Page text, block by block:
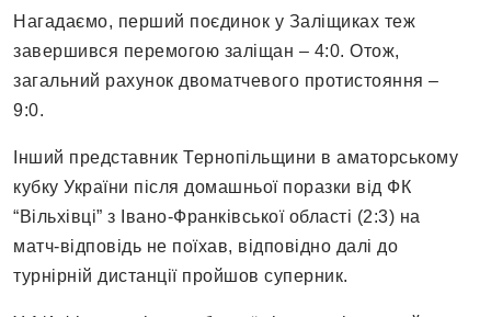
Нагадаємо, перший поєдинок у Заліщиках теж
завершився перемогою заліщан – 4:0. Отож,
загальний рахунок двоматчевого протистояння –
9:0.
Інший представник Тернопільщини в аматорському
кубку України після домашньої поразки від ФК
“Вільхівці” з Івано-Франківської області (2:3) на
матч-відповідь не поїхав, відповідно далі до
турнірній дистанції пройшов суперник.